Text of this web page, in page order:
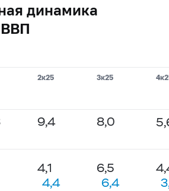
динамика
2к25 3к25
9,4 8,0
4,1
4,4
6,5
6,4